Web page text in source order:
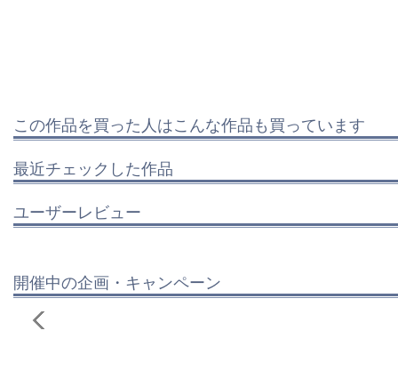
この作品を買った人はこんな作品も買っています
最近チェックした作品
ユーザーレビュー
開催中の企画・キャンペーン